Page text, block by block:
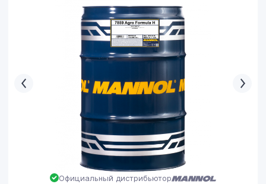
Официальный дистрибьютор